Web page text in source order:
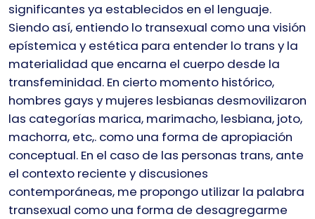
significantes ya establecidos en el lenguaje.
Siendo así, entiendo lo transexual como una visión
epístemica y estética para entender lo trans y la
materialidad que encarna el cuerpo desde la
transfeminidad. En cierto momento histórico,
hombres gays y mujeres lesbianas desmovilizaron
las categorías marica, marimacho, lesbiana, joto,
machorra, etc,. como una forma de apropiación
conceptual. En el caso de las personas trans, ante
el contexto reciente y discusiones
contemporáneas, me propongo utilizar la palabra
transexual como una forma de desagregarme